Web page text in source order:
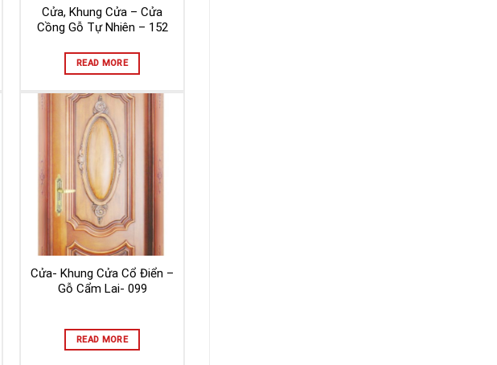
Cửa, Khung Cửa – Cửa
Cồng Gỗ Tự Nhiên – 152
READ MORE
Cửa- Khung Cửa Cổ Điển –
Gỗ Cẩm Lai- 099
READ MORE